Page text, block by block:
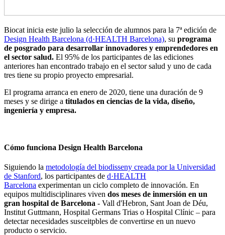
Biocat inicia este julio la selección de alumnos para la 7ª edición de
Design Health Barcelona (d·HEALTH Barcelona), su programa
de posgrado para desarrollar innovadores y emprendedores en
el sector salud. El 95% de los participantes de las ediciones
anteriores han encontrado trabajo en el sector salud y uno de cada
tres tiene su propio proyecto empresarial.
El programa arranca en enero de 2020, tiene una duración de 9
meses y se dirige a titulados en ciencias de la vida, diseño,
ingeniería y empresa.
Cómo funciona Design Health Barcelona
Siguiendo la metodología del biodisseny creada por la Universidad
de Stanford, los participantes de d·HEALTH
Barcelona experimentan un ciclo completo de innovación. En
equipos multidisciplinares viven dos meses de inmersión en un
gran hospital de Barcelona - Vall d'Hebron, Sant Joan de Déu,
Institut Guttmann, Hospital Germans Trias o Hospital Clínic – para
detectar necesidades susceitpbles de convertirse en un nuevo
producto o servicio.